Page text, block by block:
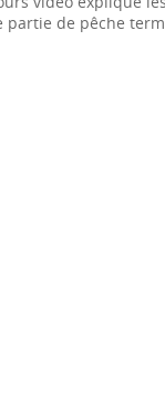
partie de pêche